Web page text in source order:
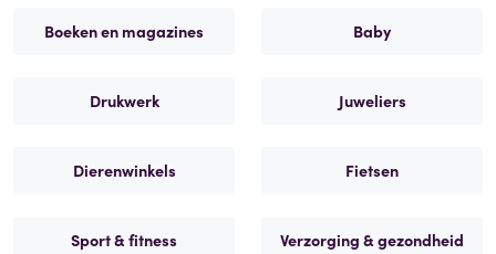
Boeken en magazines Baby
Drukwerk Juweliers
Dierenwinkels Fietsen
Sport & fitness Verzorging & gezondheid